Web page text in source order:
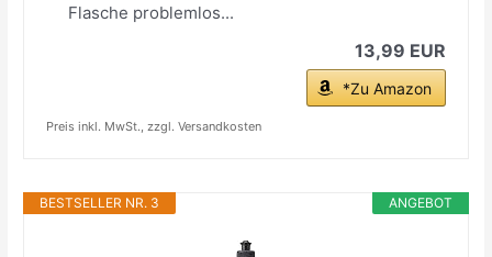
Flasche problemlos...
13,99 EUR
*Zu Amazon
Preis inkl. MwSt., zzgl. Versandkosten
ANGEBOT
BESTSELLER NR. 3